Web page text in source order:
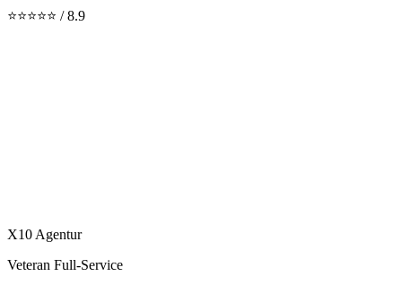
⭐⭐⭐⭐⭐ / 8.9
X10 Agentur
Veteran Full-Service